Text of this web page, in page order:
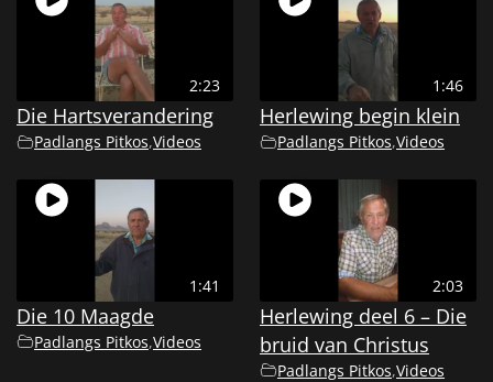
2:23
Die Hartsverandering
Padlangs Pitkos,Videos
1:46
Herlewing begin klein
Padlangs Pitkos,Videos
1:41
Die 10 Maagde
Padlangs Pitkos,Videos
2:03
Herlewing deel 6 – Die
bruid van Christus
Padlangs Pitkos,Videos